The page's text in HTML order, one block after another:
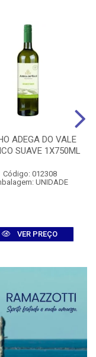
ADEGA DO VALE
SUAVE 1X750ML
Código: 012308
UNIDADE
VER PREÇO